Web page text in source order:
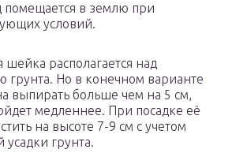
в землю при
условий.
располагается над
грунта. Но в конечном варианте
выпирать больше чем на 5 см,
медленнее. При посадке её
на высоте 7-9 см с учетом
грунта.